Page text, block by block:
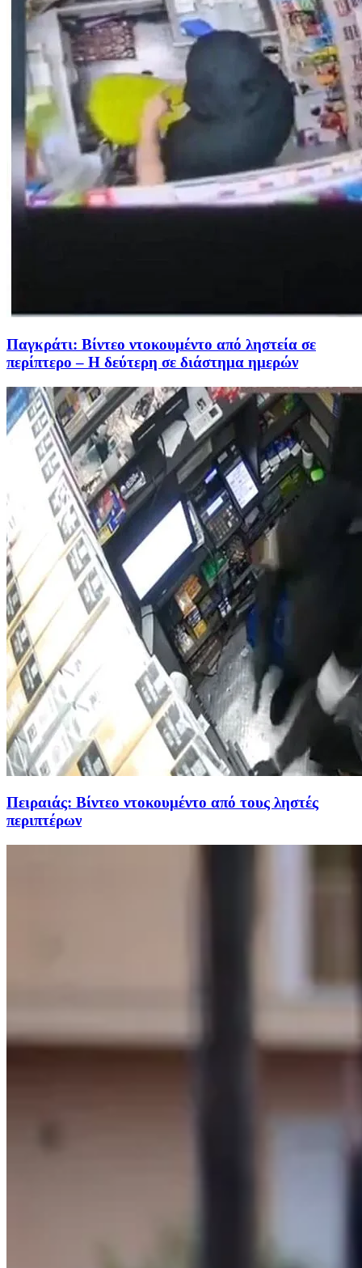
Παγκράτι: Βίντεο ντοκουμέντο από ληστεία σε
περίπτερο – Η δεύτερη σε διάστημα ημερών
Πειραιάς: Βίντεο ντοκουμέντο από τους ληστές
περιπτέρων